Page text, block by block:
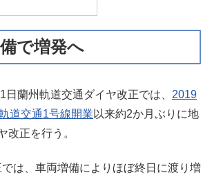
で増発へ
蘭州軌道交通ダイヤ改正では、 2019
道交通1号線開業 以来約2か月ぶりに地
改正を行う。
は、車両増備によりほぼ終日に渡り増